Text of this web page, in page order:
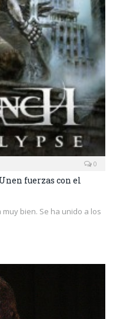
0
fuerzas con el
bien. Se ha unido a los